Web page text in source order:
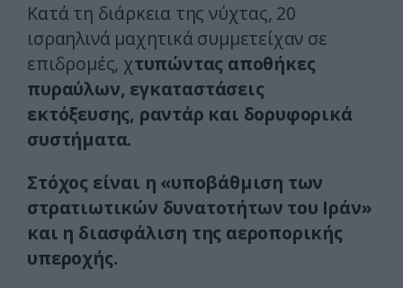
Κατά τη διάρκεια της νύχτας, 20
ισραηλινά μαχητικά συμμετείχαν σε
επιδρομές, χτυπώντας αποθήκες
πυραύλων, εγκαταστάσεις
εκτόξευσης, ραντάρ και δορυφορικά
συστήματα.
Στόχος είναι η «υποβάθμιση των
στρατιωτικών δυνατοτήτων του Ιράν»
και η διασφάλιση της αεροπορικής
υπεροχής.